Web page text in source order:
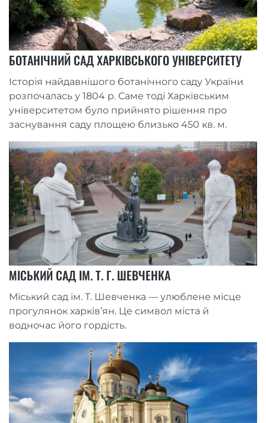
БОТАНІЧНИЙ САД ХАРКІВСЬКОГО УНІВЕРСИТЕТУ
Історія найдавнішого ботанічного саду України
розпочалась у 1804 р. Саме тоді Харківським
університетом було прийнято рішення про
заснування саду площею близько 450 кв. м.
МІСЬКИЙ САД ІМ. Т. Г. ШЕВЧЕНКА
Міський сад ім. Т. Шевченка — улюблене місце
прогулянок харків’ян. Це символ міста й
водночас його гордість.